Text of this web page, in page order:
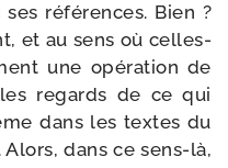
réfé­rences. Bien ?
et au sens où celles-​
une opé­ra­tion de
regards de ce qui
dans les textes du
dans ce sens-​là,